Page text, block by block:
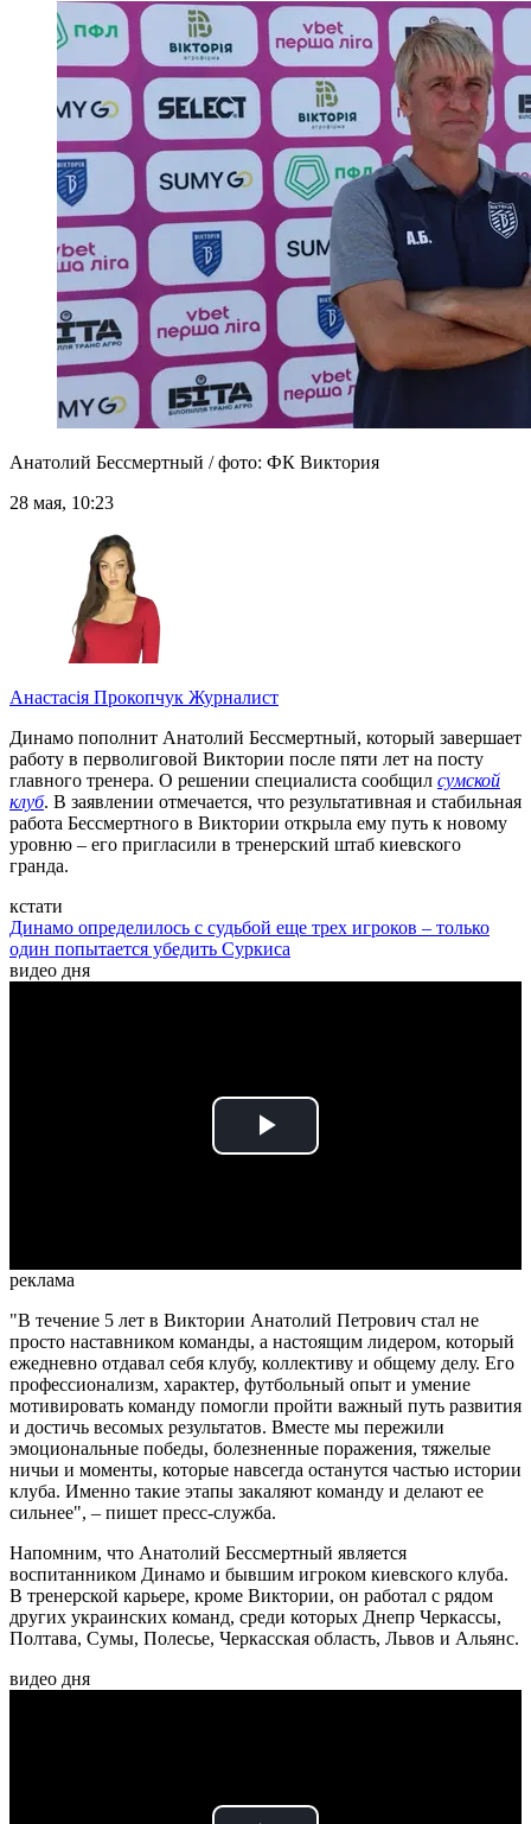
Анатолий Бессмертный / фото: ФК Виктория
28 мая, 10:23
Анастасія Прокопчук Журналист
Динамо пополнит Анатолий Бессмертный, который завершает
работу в перволиговой Виктории после пяти лет на посту
главного тренера. О решении специалиста сообщил сумской
клуб. В заявлении отмечается, что результативная и стабильная
работа Бессмертного в Виктории открыла ему путь к новому
уровню – его пригласили в тренерский штаб киевского
гранда.
кстати
Динамо определилось с судьбой еще трех игроков – только
один попытается убедить Суркиса
видео дня
Play
реклама
"В течение 5 лет в Виктории Анатолий Петрович стал не
просто наставником команды, а настоящим лидером, который
ежедневно отдавал себя клубу, коллективу и общему делу. Его
профессионализм, характер, футбольный опыт и умение
мотивировать команду помогли пройти важный путь развития
и достичь весомых результатов. Вместе мы пережили
эмоциональные победы, болезненные поражения, тяжелые
ничьи и моменты, которые навсегда останутся частью истории
клуба. Именно такие этапы закаляют команду и делают ее
сильнее", – пишет пресс-служба.
Напомним, что Анатолий Бессмертный является
воспитанником Динамо и бывшим игроком киевского клуба.
В тренерской карьере, кроме Виктории, он работал с рядом
других украинских команд, среди которых Днепр Черкассы,
Полтава, Сумы, Полесье, Черкасская область, Львов и Альянс.
видео дня